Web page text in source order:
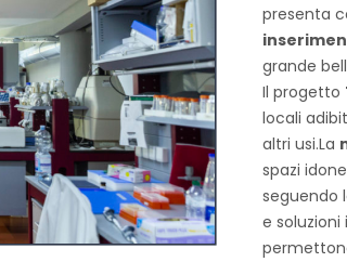
presenta
grande
Il progetto
locali
altri usi.La
spazi
seguendo
e